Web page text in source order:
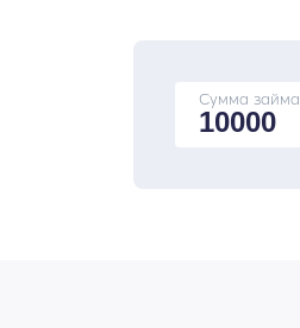
Сумма займа